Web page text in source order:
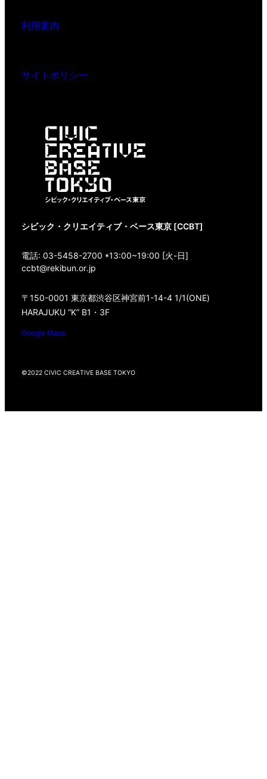
利用案内
サイトポリシー
シビック・クリエイティブ・ベース東京 [CCBT]
電話: 03-5458-2700 *13:00~19:00 [火-日]
ccbt@rekibun.or.jp
〒150-0001 東京都渋谷区神宮前1-14-4 1/1(ONE)
HARAJUKU “K” B1・3F
Google Maps
©2022 CIVIC CREATIVE BASE TOKYO